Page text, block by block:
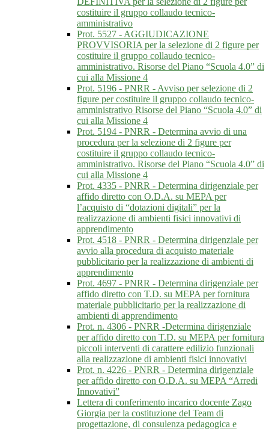
costituire il gruppo collaudo tecnico-
amministrativo
Prot. 5527 - AGGIUDICAZIONE
PROVVISORIA per la selezione di 2 figure per
costituire il gruppo collaudo tecnico-
amministrativo. Risorse del Piano “Scuola 4.0” di
cui alla Missione 4
Prot. 5196 - PNRR - Avviso per selezione di 2
figure per costituire il gruppo collaudo tecnico-
amministrativo Risorse del Piano “Scuola 4.0” di
cui alla Missione 4
Prot. 5194 - PNRR - Determina avvio di una
procedura per la selezione di 2 figure per
costituire il gruppo collaudo tecnico-
amministrativo. Risorse del Piano “Scuola 4.0” di
cui alla Missione 4
Prot. 4335 - PNRR - Determina dirigenziale per
affido diretto con O.D.A. su MEPA per
l’acquisto di “dotazioni digitali” per la
realizzazione di ambienti fisici innovativi di
apprendimento
Prot. 4518 - PNRR - Determina dirigenziale per
avvio alla procedura di acquisto materiale
pubblicitario per la realizzazione di ambienti di
apprendimento
Prot. 4697 - PNRR - Determina dirigenziale per
affido diretto con T.D. su MEPA per fornitura
materiale pubblicitario per la realizzazione di
ambienti di apprendimento
Prot. n. 4306 - PNRR -Determina dirigenziale
per affido diretto con T.D. su MEPA per fornitura
piccoli interventi di carattere edilizio funzionali
alla realizzazione di ambienti fisici innovativi
Prot. n. 4226 - PNRR - Determina dirigenziale
per affido diretto con O.D.A. su MEPA “Arredi
Innovativi”
Lettera di conferimento incarico docente Zago
Giorgia per la costituzione del Team di
progettazione, di consulenza pedagogica e